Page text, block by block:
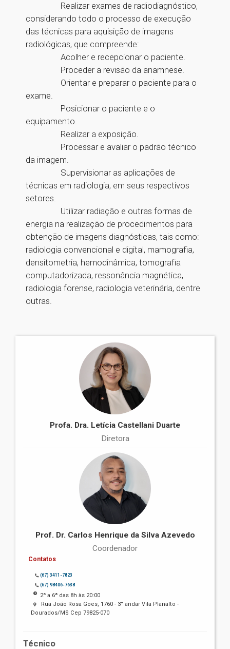
Realizar exames de radiodiagnóstico,
considerando todo o processo de execução
das técnicas para aquisição de imagens
radiológicas, que compreende:
Acolher e recepcionar o paciente.
Proceder a revisão da anamnese.
Orientar e preparar o paciente para o
exame.
Posicionar o paciente e o
equipamento.
Realizar a exposição.
Processar e avaliar o padrão técnico
da imagem.
Supervisionar as aplicações de
técnicas em radiologia, em seus respectivos
setores.
Utilizar radiação e outras formas de
energia na realização de procedimentos para
obtenção de imagens diagnósticas, tais como:
radiologia convencional e digital, mamografia,
densitometria, hemodinâmica, tomografia
computadorizada, ressonância magnética,
radiologia forense, radiologia veterinária, dentre
outras.
Profa. Dra. Letícia Castellani Duarte
Diretora
Prof. Dr. Carlos Henrique da Silva Azevedo
Coordenador
Contatos
(67) 3411-7823
(67) 98406-7638
2ª a 6ª das 8h às 20:00
Rua João Rosa Goes, 1760 - 3° andar Vila Planalto -
Dourados/MS Cep 79825-070
Técnico